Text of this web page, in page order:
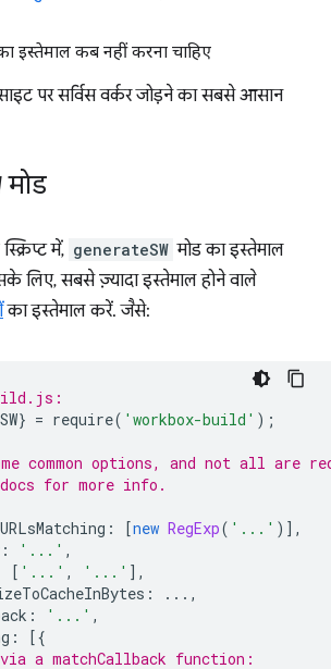
इस्तेमाल कब नहीं करना चाहिए
पर सर्विस वर्कर जोड़ने का सबसे आसान
मोड
में, generateSW मोड का इस्तेमाल
लिए, सबसे ज़्यादा इस्तेमाल होने वाले
का इस्तेमाल करें. जैसे:
} = require( 'workbox-build' );
common options, and not all are
for more info.
: [new RegExp( '...' )],
: '...' ,
[ '...' , '...' ],
:
...,
: '...' ,
:
[{
a matchCallback function: